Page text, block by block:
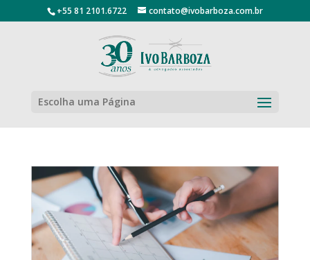
+55 81 2101.6722 contato@ivobarboza.com.br
Escolha uma Página